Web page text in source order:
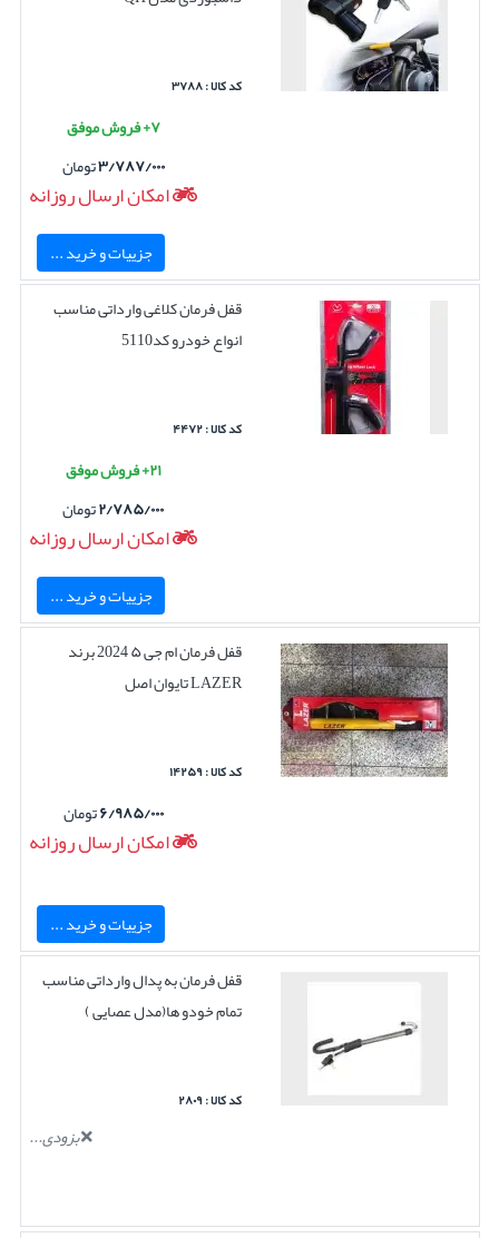
کد کالا : ۳۷۸۸
۷+ فروش موفق
۳/۷۸۷/۰۰۰تومان
امکان ارسال روزانه
جزییات و خرید ...
قفل فرمان کلاغی وارداتی مناسب
انواع خودرو کد5110
کد کالا : ۴۴۷۲
۲۱+ فروش موفق
۲/۷۸۵/۰۰۰تومان
امکان ارسال روزانه
جزییات و خرید ...
قفل فرمان ام جی ۵ 2024 برند
LAZER تایوان اصل
کد کالا : ۱۴۲۵۹
۶/۹۸۵/۰۰۰تومان
امکان ارسال روزانه
جزییات و خرید ...
قفل فرمان به پدال وارداتی مناسب
تمام خودو ها(مدل عصایی )
کد کالا : ۲۸۰۹
بزودی...